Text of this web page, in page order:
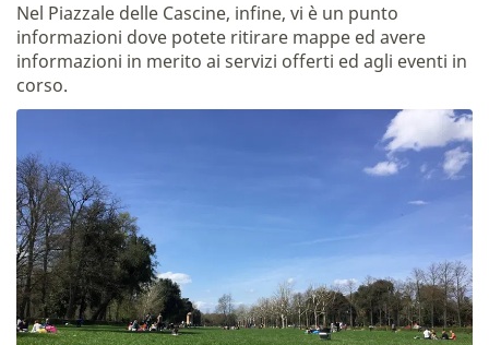
Nel Piazzale delle Cascine, infine, vi è un punto
informazioni dove potete ritirare mappe ed avere
informazioni in merito ai servizi offerti ed agli eventi in
corso.